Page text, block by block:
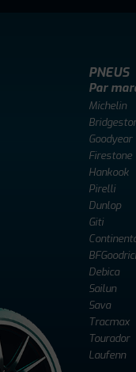
PNEUS
Par
Michelin
Goodyear
Firestone
Hankook
Pirelli
Dunlop
Giti
Debica
Sailun
Sava
Tracmax
Tourador
Laufenn